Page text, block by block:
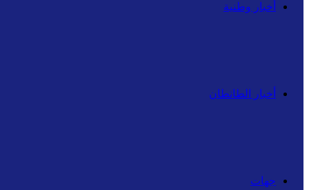
أخبار وطنية
أخبار الطانطان
جهات